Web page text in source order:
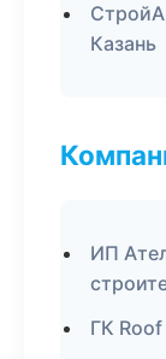
Казань
ИП
ГК